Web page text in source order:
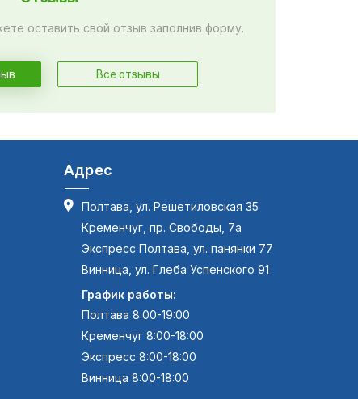
оставить свой отзыв заполнив форму.
Все отзывы
Адрес
Полтава, ул. Решетиловская 35
Кременчуг, пр. Свободы, 7а
Экспресс Полтава, ул. панянки 77
Винница, ул. Глеба Успенского 91
График работы:
Полтава 8:00-19:00
Кременчуг 8:00-18:00
Экспресс 8:00-18:00
Винница 8:00-18:00